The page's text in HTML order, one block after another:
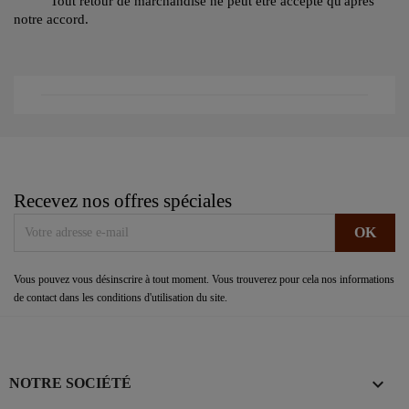
notre accord.
Recevez nos offres spéciales
Vous pouvez vous désinscrire à tout moment. Vous trouverez pour cela nos informations
de contact dans les conditions d'utilisation du site.
NOTRE SOCIÉTÉ 